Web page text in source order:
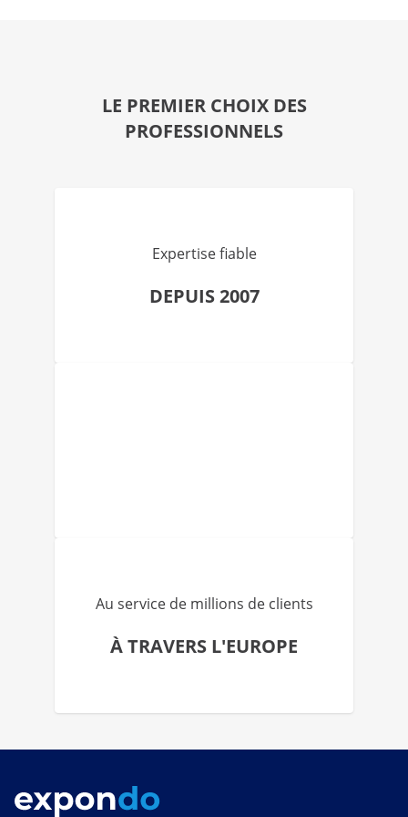
LE PREMIER CHOIX DES
PROFESSIONNELS
Expertise fiable
DEPUIS 2007
Au service de millions de clients
À TRAVERS L'EUROPE